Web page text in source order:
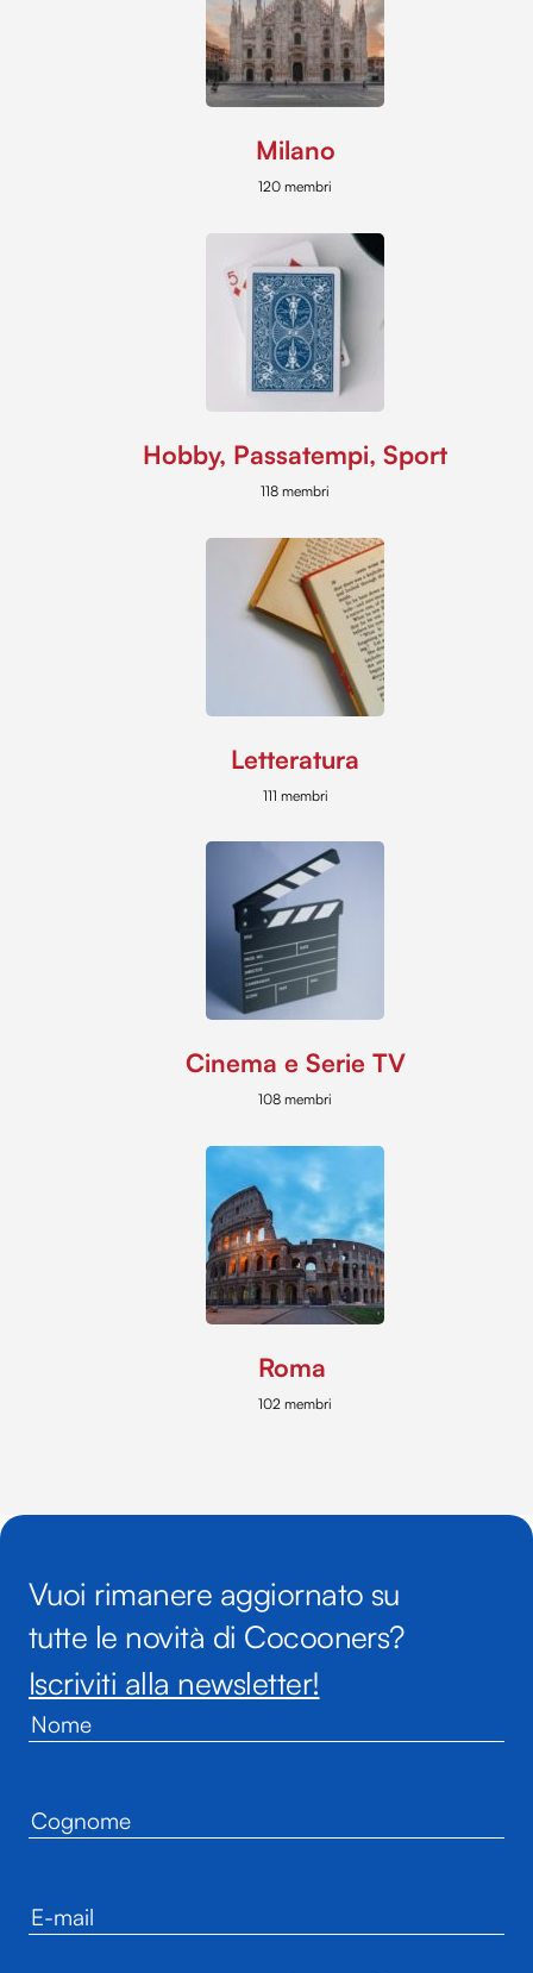
Milano
120 membri
Hobby, Passatempi, Sport
118 membri
Letteratura
111 membri
Cinema e Serie TV
108 membri
Roma
102 membri
Vuoi rimanere aggiornato su
tutte le novità di Cocooners?
Iscriviti alla newsletter!